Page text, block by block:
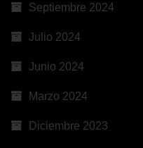
Septiembre 2024
Julio 2024
Junio 2024
Marzo 2024
Diciembre 2023